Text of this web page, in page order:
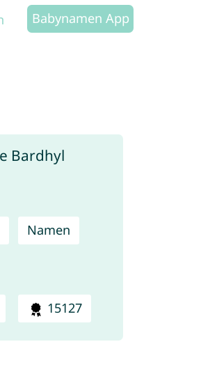
Babynamen App
Namen
15127